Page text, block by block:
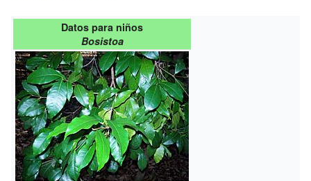
Datos para niños
Bosistoa